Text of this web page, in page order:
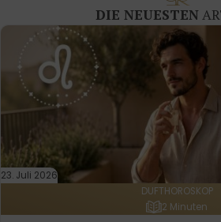
DIE NEUESTEN
23. Juli 2026
DUFTHOROSKOP
2 Minuten